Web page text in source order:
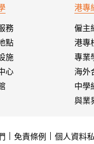
務
點
施
心
港專
僱主
港專
專業
海外
中學
與業
免責條例 個人資料